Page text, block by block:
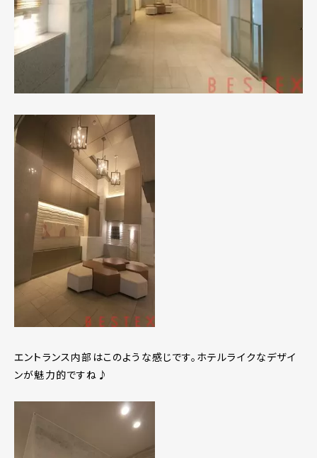
エントランス内部はこのような感じです。ホテルライクなデザイ
ンが魅力的ですね♪